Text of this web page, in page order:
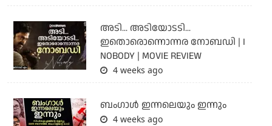
അടി... അടിയോടടി...
ഇതൊരൊന്നൊന്നര നോബഡി | I
NOBODY | MOVIE REVIEW
4 weeks ago
ബംഗാള്‍ ഇന്നലെയും ഇന്നും
4 weeks ago